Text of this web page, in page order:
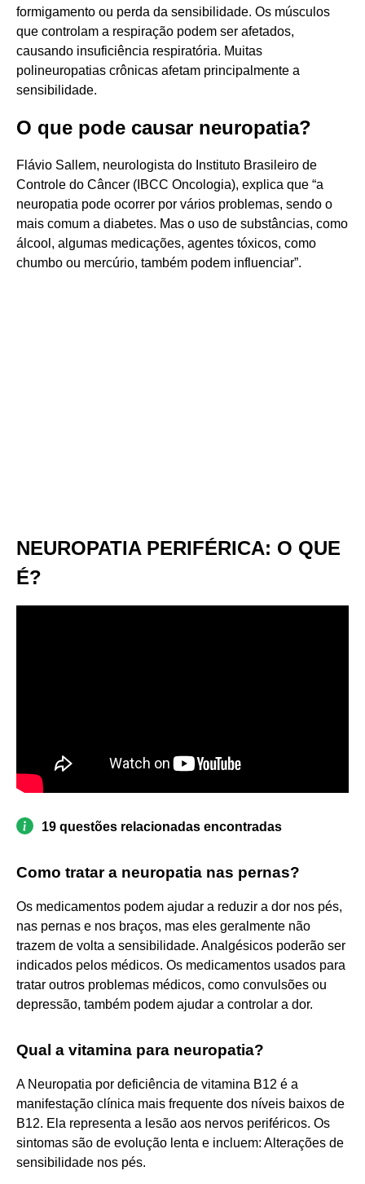
formigamento ou perda da sensibilidade. Os músculos
que controlam a respiração podem ser afetados,
causando insuficiência respiratória. Muitas
polineuropatias crônicas afetam principalmente a
sensibilidade.
O que pode causar neuropatia?
Flávio Sallem, neurologista do Instituto Brasileiro de
Controle do Câncer (IBCC Oncologia), explica que “a
neuropatia pode ocorrer por vários problemas, sendo o
mais comum a diabetes. Mas o uso de substâncias, como
álcool, algumas medicações, agentes tóxicos, como
chumbo ou mercúrio, também podem influenciar”.
NEUROPATIA PERIFÉRICA: O QUE
É?
19 questões relacionadas encontradas
Como tratar a neuropatia nas pernas?
Os medicamentos podem ajudar a reduzir a dor nos pés,
nas pernas e nos braços, mas eles geralmente não
trazem de volta a sensibilidade. Analgésicos poderão ser
indicados pelos médicos. Os medicamentos usados para
tratar outros problemas médicos, como convulsões ou
depressão, também podem ajudar a controlar a dor.
Qual a vitamina para neuropatia?
A Neuropatia por deficiência de vitamina B12 é a
manifestação clínica mais frequente dos níveis baixos de
B12. Ela representa a lesão aos nervos periféricos. Os
sintomas são de evolução lenta e incluem: Alterações de
sensibilidade nos pés.